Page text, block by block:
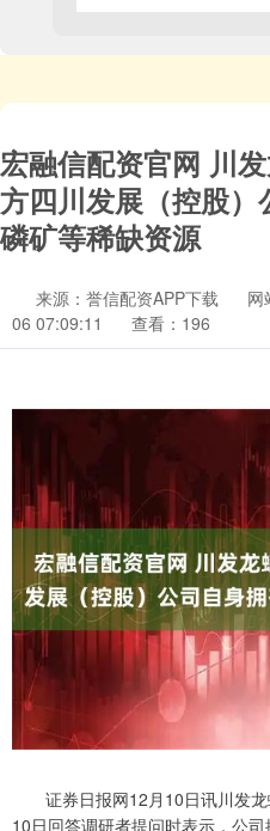
宏融信配资官网 川
方四川发展（控股
磷矿等稀缺资源
来源：誉信配资APP下载 网
06 07:09:11
查看：196
证券日报网12月10日讯川发龙
10日回答调研者提问时表示，公